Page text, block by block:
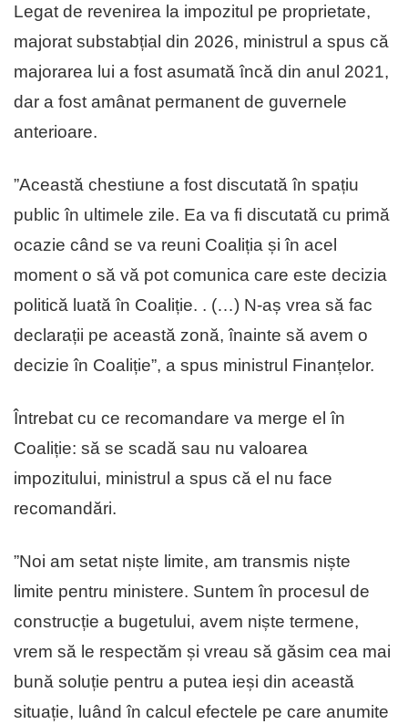
Legat de revenirea la impozitul pe proprietate,
majorat substabțial din 2026, ministrul a spus că
majorarea lui a fost asumată încă din anul 2021,
dar a fost amânat permanent de guvernele
anterioare.
”Această chestiune a fost discutată în spațiu
public în ultimele zile. Ea va fi discutată cu primă
ocazie când se va reuni Coaliția și în acel
moment o să vă pot comunica care este decizia
politică luată în Coaliție. . (…) N-aș vrea să fac
declarații pe această zonă, înainte să avem o
decizie în Coaliție”, a spus ministrul Finanțelor.
Întrebat cu ce recomandare va merge el în
Coaliție: să se scadă sau nu valoarea
impozitului, ministrul a spus că el nu face
recomandări.
”Noi am setat niște limite, am transmis niște
limite pentru ministere. Suntem în procesul de
construcție a bugetului, avem niște termene,
vrem să le respectăm și vreau să găsim cea mai
bună soluție pentru a putea ieși din această
situație, luând în calcul efectele pe care anumite